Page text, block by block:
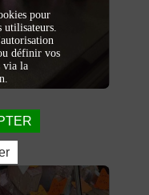
Livraison et
une fraîcheur
pour
utilisateurs.
définir vos
via la